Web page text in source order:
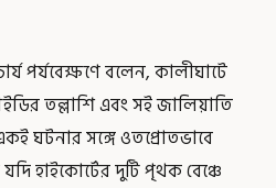
পর্যবেক্ষণে বলেন, কালীঘাটে
তল্লাশি এবং সই জালিয়াতি
ঘটনার সঙ্গে ওতপ্রোতভাবে
হাইকোর্টের দুটি পৃথক বেঞ্চে